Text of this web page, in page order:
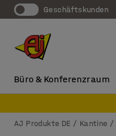
Geschäftskunden
Büro & Konferenzraum
AJ Produkte DE Kantine